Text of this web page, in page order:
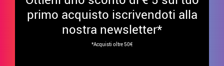
primo acquisto iscrivendoti alla
nostra newsletter*
*Acquisti oltre 50€